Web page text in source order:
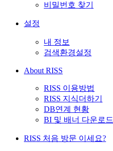
비밀번호 찾기
설정
내 정보
검색환경설정
About RISS
RISS 이용방법
RISS 지식더하기
DB연계 현황
BI 및 배너 다운로드
RISS 처음 방문 이세요?